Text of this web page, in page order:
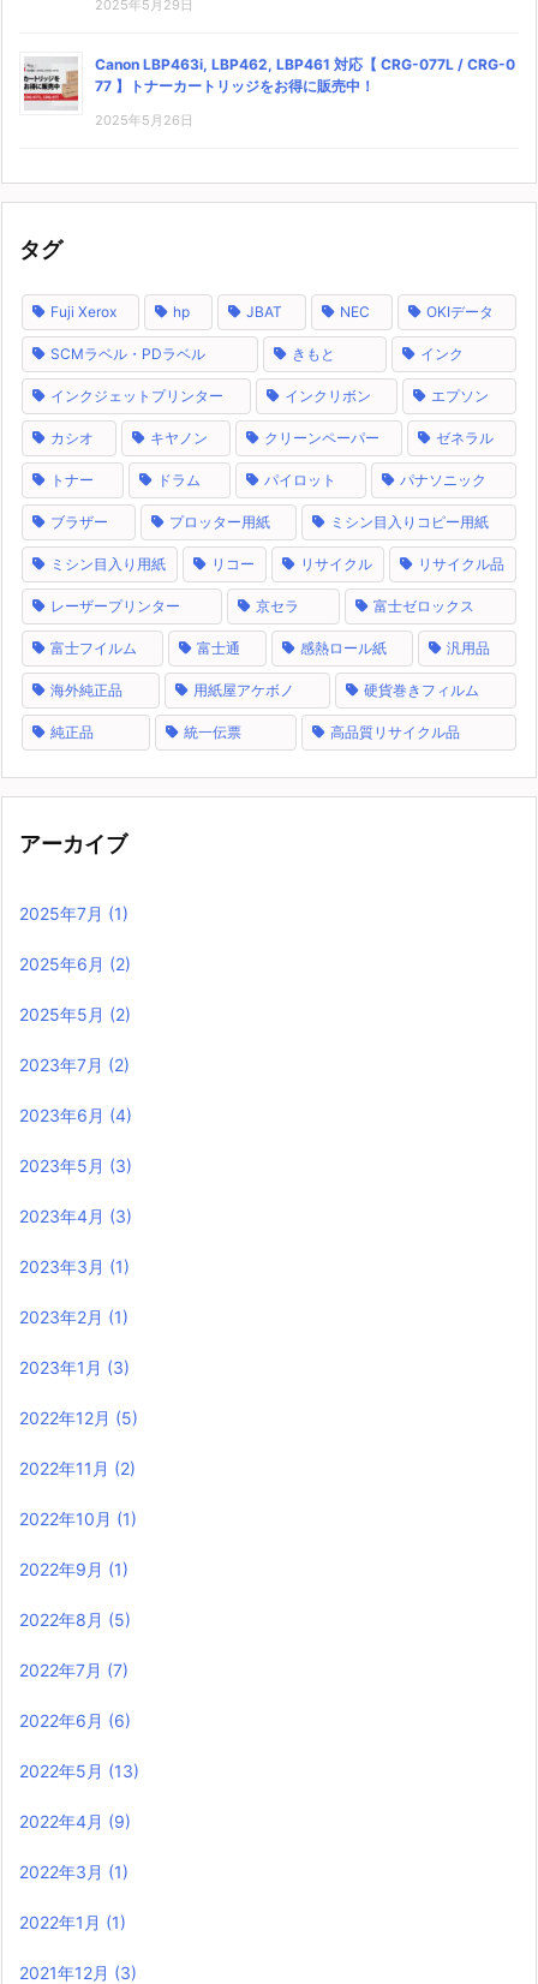
2025年5月29日
Canon LBP463i, LBP462, LBP461 対応【 CRG-077L / CRG-0
77 】トナーカートリッジをお得に販売中！
2025年5月26日
タグ
Fuji Xerox hp JBAT NEC OKIデータ
SCMラベル・PDラベル きもと インク
インクジェットプリンター インクリボン エプソン
カシオ キヤノン クリーンペーパー ゼネラル
トナー ドラム パイロット パナソニック
ブラザー プロッター用紙 ミシン目入りコピー用紙
ミシン目入り用紙 リコー リサイクル リサイクル品
レーザープリンター 京セラ 富士ゼロックス
富士フイルム 富士通 感熱ロール紙 汎用品
海外純正品 用紙屋アケボノ 硬貨巻きフィルム
純正品 統一伝票 高品質リサイクル品
アーカイブ
2025年7月 (1)
2025年6月 (2)
2025年5月 (2)
2023年7月 (2)
2023年6月 (4)
2023年5月 (3)
2023年4月 (3)
2023年3月 (1)
2023年2月 (1)
2023年1月 (3)
2022年12月 (5)
2022年11月 (2)
2022年10月 (1)
2022年9月 (1)
2022年8月 (5)
2022年7月 (7)
2022年6月 (6)
2022年5月 (13)
2022年4月 (9)
2022年3月 (1)
2022年1月 (1)
2021年12月 (3)